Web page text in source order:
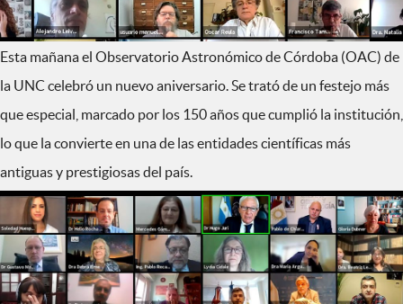
Esta mañana el Observatorio Astronómico de Córdoba (OAC) de
la UNC celebró un nuevo aniversario. Se trató de un festejo más
que especial, marcado por los 150 años que cumplió la institución,
lo que la convierte en una de las entidades científicas más
antiguas y prestigiosas del país.